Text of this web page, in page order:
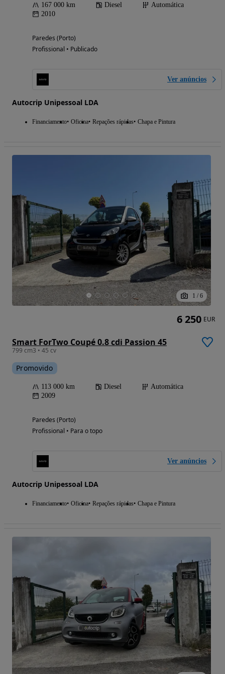
167 000 km Diesel
Automática
2010
Paredes (Porto)
Profissional • Publicado
Ver anúncios
Autocrip Unipessoal LDA
Financiamento Oficina Repações rápidas Chapa e Pintura
1 / 6
Smart ForTwo Coupé 0.8 cdi Passion 45
799 cm3 • 45 cv
Promovido
113 000 km Diesel
Automática
2009
Paredes (Porto)
Profissional • Para o topo
Ver anúncios
Autocrip Unipessoal LDA
Financiamento Oficina Repações rápidas Chapa e Pintura
6 250 EUR